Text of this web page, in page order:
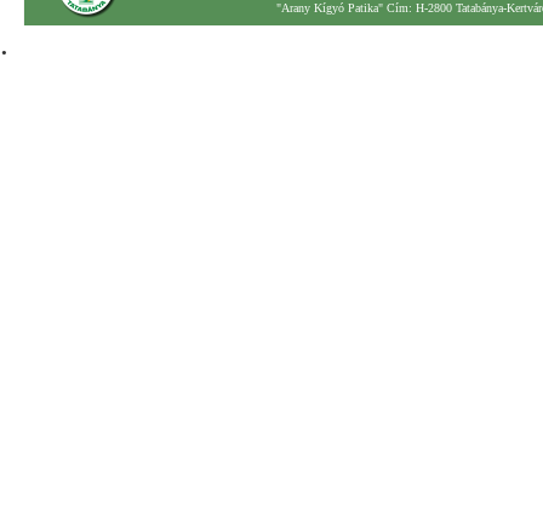
"Arany Kígyó Patika" Cím: H-2800 Tatabánya-
.